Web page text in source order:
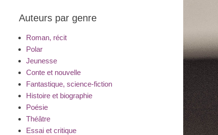
Auteurs par genre
Roman, récit
Polar
Jeunesse
Conte et nouvelle
Fantastique, science-fiction
Histoire et biographie
Poésie
Théâtre
Essai et critique